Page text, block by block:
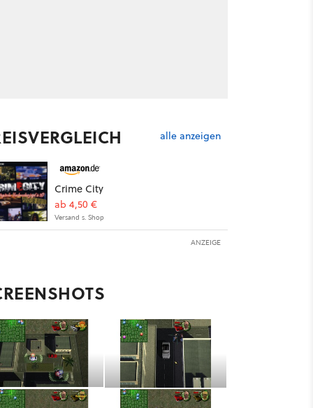
alle anzeigen
Crime City
ab 4,50 €
Versand s. Shop
ANZEIGE